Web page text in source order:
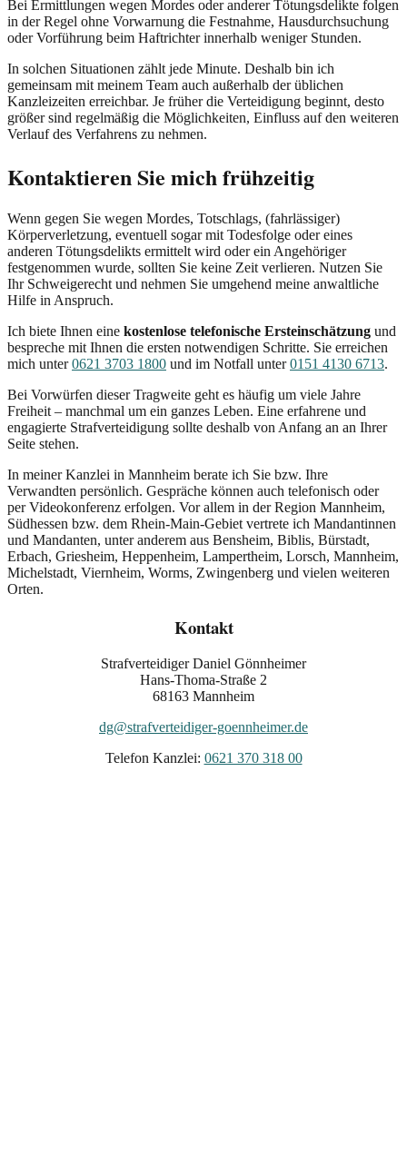
Bei Ermittlungen wegen Mordes oder anderer Tötungsdelikte folgen
in der Regel ohne Vorwarnung die Festnahme, Hausdurchsuchung
oder Vorführung beim Haftrichter innerhalb weniger Stunden.
In solchen Situationen zählt jede Minute. Deshalb bin ich
gemeinsam mit meinem Team auch außerhalb der üblichen
Kanzleizeiten erreichbar. Je früher die Verteidigung beginnt, desto
größer sind regelmäßig die Möglichkeiten, Einfluss auf den weiteren
Verlauf des Verfahrens zu nehmen.
Kontaktieren Sie mich frühzeitig
Wenn gegen Sie wegen Mordes, Totschlags, (fahrlässiger)
Körperverletzung, eventuell sogar mit Todesfolge oder eines
anderen Tötungsdelikts ermittelt wird oder ein Angehöriger
festgenommen wurde, sollten Sie keine Zeit verlieren. Nutzen Sie
Ihr Schweigerecht und nehmen Sie umgehend meine anwaltliche
Hilfe in Anspruch.
Ich biete Ihnen eine kostenlose telefonische Ersteinschätzung und
bespreche mit Ihnen die ersten notwendigen Schritte. Sie erreichen
mich unter0621 3703 1800 und im Notfall unter0151 4130 6713.
Bei Vorwürfen dieser Tragweite geht es häufig um viele Jahre
Freiheit – manchmal um ein ganzes Leben. Eine erfahrene und
engagierte Strafverteidigung sollte deshalb von Anfang an an Ihrer
Seite stehen.
In meiner Kanzlei in Mannheim berate ich Sie bzw. Ihre
Verwandten persönlich. Gespräche können auch telefonisch oder
per Videokonferenz erfolgen. Vor allem in der Region Mannheim,
Südhessen bzw. dem Rhein-Main-Gebiet vertrete ich Mandantinnen
und Mandanten, unter anderem aus Bensheim, Biblis, Bürstadt,
Erbach, Griesheim, Heppenheim, Lampertheim, Lorsch, Mannheim,
Michelstadt, Viernheim, Worms, Zwingenberg und vielen weiteren
Orten.
Kontakt
Strafverteidiger Daniel Gönnheimer
Hans-Thoma-Straße 2
68163 Mannheim
dg@strafverteidiger-goennheimer.de
Telefon Kanzlei: 0621 370 318 00